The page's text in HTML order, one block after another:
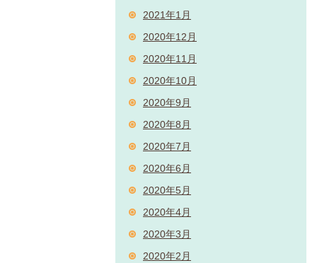
2021年1月
2020年12月
2020年11月
2020年10月
2020年9月
2020年8月
2020年7月
2020年6月
2020年5月
2020年4月
2020年3月
2020年2月